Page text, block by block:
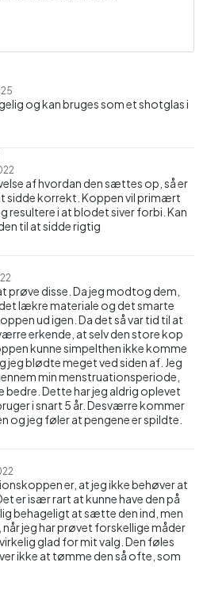
og kan bruges som et shotglas i
af hvordan den sættes op, så er
sidde korrekt. Koppen vil primært
resultere i at blodet siver forbi. Kan
til at sidde rigtig
prøve disse. Da jeg modtog dem,
lækre materiale og det smarte
ud igen. Da det så var tid til at
erkende, at selv den store kop
kunne simpelthen ikke komme
jeg blødte meget ved siden af. Jeg
min menstruationsperiode,
bedre. Dette har jeg aldrig oplevet
i snart 5 år. Desværre kommer
og jeg føler at pengene er spildte.
er, at jeg ikke behøver at
er især rart at kunne have den på
behageligt at sætte den ind, men
jeg har prøvet forskellige måder
glad for mit valg. Den føles
ikke at tømme den så ofte, som